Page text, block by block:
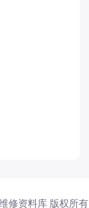
修资料库 版权所有